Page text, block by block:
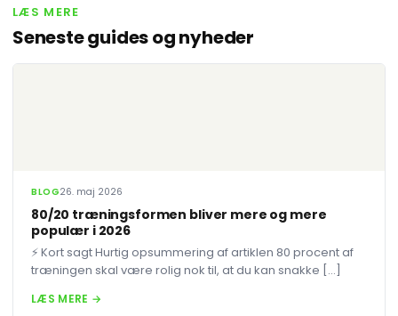
LÆS MERE
Seneste guides og nyheder
BLOG26. maj 2026
80/20 træningsformen bliver mere og mere
populær i 2026
⚡ Kort sagt Hurtig opsummering af artiklen 80 procent af
træningen skal være rolig nok til, at du kan snakke […]
LÆS MERE →